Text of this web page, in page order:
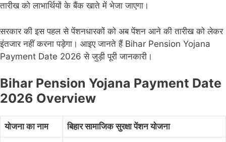
तारीख को लाभार्थियों के बैंक खाते में भेजा जाएगा।
सरकार की इस पहल से पेंशनधारकों को अब पेंशन आने की तारीख को लेकर
इंतजार नहीं करना पड़ेगा। आइए जानते हैं Bihar Pension Yojana
Payment Date 2026 से जुड़ी पूरी जानकारी।
Bihar Pension Yojana Payment Date
2026 Overview
योजना का नाम बिहार सामाजिक सुरक्षा पेंशन योजना